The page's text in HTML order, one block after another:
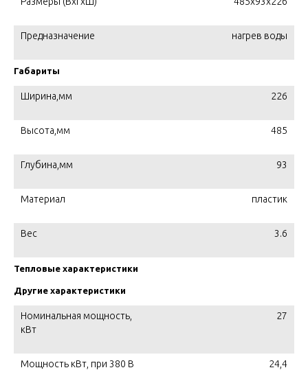
Предназначение нагрев воды
Габариты
Ширина,мм 226
Высота,мм 485
Глубина,мм 93
Материал пластик
Вес 3.6
Тепловые характеристики
Другие характеристики
Номинальная мощность,
кВт
27
Мощность кВт, при 380 В 24,4